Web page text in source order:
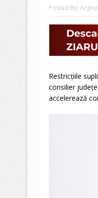
Posted By:
Restricțiile
consilier
accelerează